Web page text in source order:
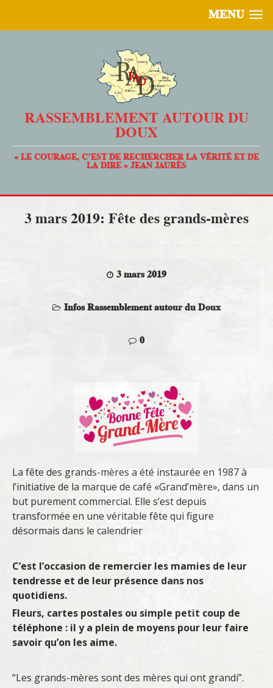
MENU
RASSEMBLEMENT AUTOUR DU
DOUX
« LE COURAGE, C’EST DE RECHERCHER LA VÉRITÉ ET DE
LA DIRE » JEAN JAURÈS
3 mars 2019: Fête des grands-mères
3 mars 2019
Infos Rassemblement autour du Doux
0
La fête des grands-mères a été instaurée en 1987 à
l’initiative de la marque de café «Grand’mère», dans un
but purement commercial. Elle s’est depuis
transformée en une véritable fête qui figure
désormais dans le calendrier
C’est l’occasion de remercier les mamies de leur
tendresse et de leur présence dans nos
quotidiens.
Fleurs, cartes postales ou simple petit coup de
téléphone : il y a plein de moyens pour leur faire
savoir qu’on les aime.
“Les grands-mères sont des mères qui ont grandi”.